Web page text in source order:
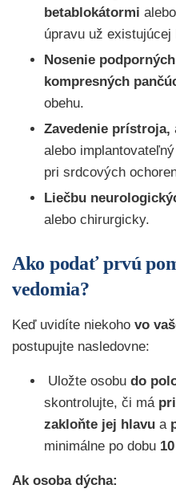
betablokátormi alebo
úpravu už existujúcej
Nosenie
kompresných
obehu.
Zavedenie prístroja,
alebo implantovateľný
pri srdcových
Liečbu
alebo chirurgicky.
Ako podať prvú
vedomia?
Keď uvidíte niekoho vo
postupujte nasledovne:
Uložte osobu do
skontrolujte, či má
zakloňte jej hlavu a
minimálne po dobu
Ak osoba dýcha: